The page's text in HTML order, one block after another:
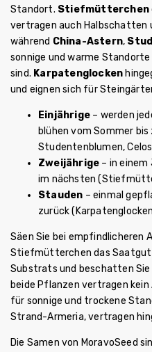
Standort. Stiefmütterchen
vertragen auch Halbschatten
während China-Astern,
sonnige und warme
sind. Karpatenglocken
und eignen sich für
Einjährige – werden
blühen vom Sommer
Studentenblumen,
Zweijährige – in einem
im nächsten
Stauden – einmal
zurück
Säen Sie bei empfindlicheren
Stiefmütterchen das Saatgut
Substrats und beschatten Sie
beide Pflanzen vertragen
für sonnige und trockene
Strand-Armeria, vertragen
Die Samen von MoravoSeed